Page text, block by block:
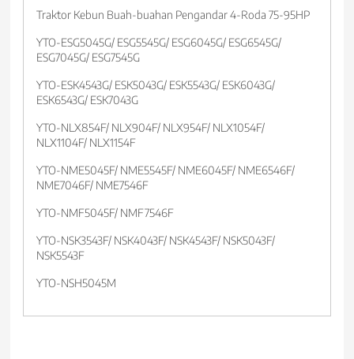
Traktor Kebun Buah-buahan Pengandar 4-Roda 75-95HP
YTO-ESG5045G/ ESG5545G/ ESG6045G/ ESG6545G/
ESG7045G/ ESG7545G
YTO-ESK4543G/ ESK5043G/ ESK5543G/ ESK6043G/
ESK6543G/ ESK7043G
YTO-NLX854F/ NLX904F/ NLX954F/ NLX1054F/
NLX1104F/ NLX1154F
YTO-NME5045F/ NME5545F/ NME6045F/ NME6546F/
NME7046F/ NME7546F
YTO-NMF5045F/ NMF7546F
YTO-NSK3543F/ NSK4043F/ NSK4543F/ NSK5043F/
NSK5543F
YTO-NSH5045M